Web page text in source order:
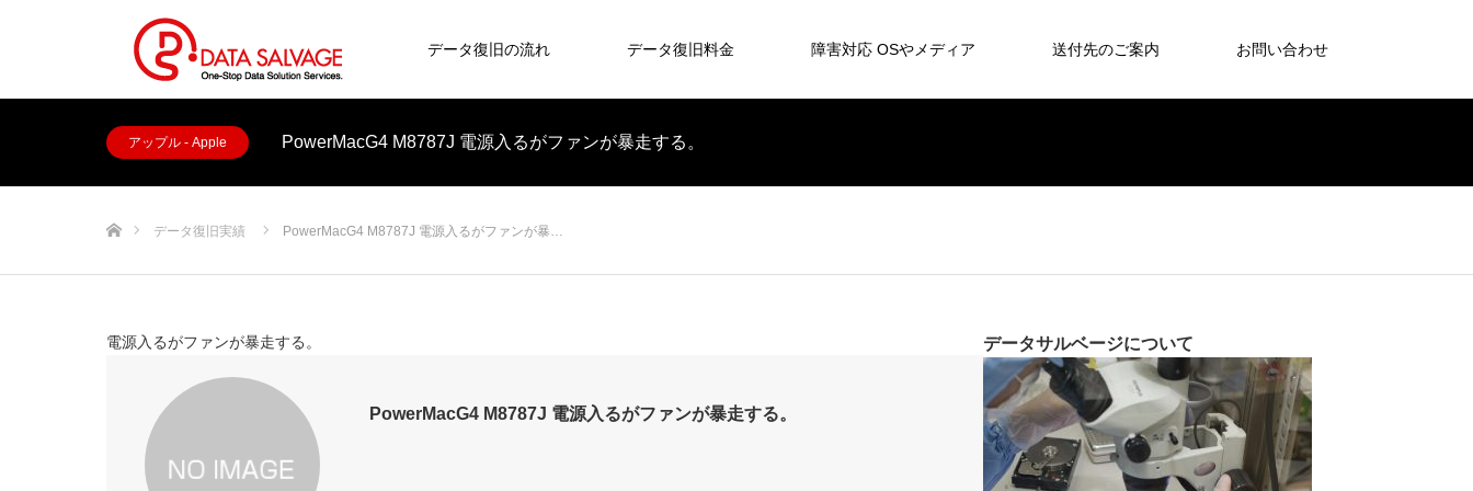
データ復旧の流れ データ復旧料金 障害対応 OSやメディア 送付先のご案内 お問い合わせ
アップル - Apple PowerMacG4 M8787J 電源入るがファンが暴走する。
データ復旧実績 PowerMacG4 M8787J 電源入るがファンが暴…
電源入るがファンが暴走する。
PowerMacG4 M8787J 電源入るがファンが暴走する。
データサルベージについて